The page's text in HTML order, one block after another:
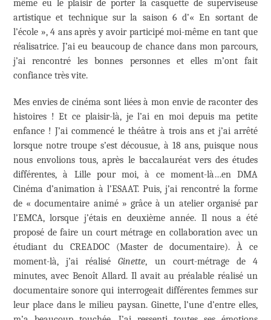
même eu le plaisir de porter la casquette de superviseuse
artistique et technique sur la saison 6 d’« En sortant de
l’école », 4 ans après y avoir participé moi-même en tant que
réalisatrice. J’ai eu beaucoup de chance dans mon parcours,
j’ai rencontré les bonnes personnes et elles m’ont fait
confiance très vite.
Mes envies de cinéma sont liées à mon envie de raconter des
histoires ! Et ce plaisir-là, je l’ai en moi depuis ma petite
enfance ! J’ai commencé le théâtre à trois ans et j’ai arrêté
lorsque notre troupe s’est décousue, à 18 ans, puisque nous
nous envolions tous, après le baccalauréat vers des études
différentes, à Lille pour moi, à ce moment-là…en DMA
Cinéma d’animation à l’ESAAT. Puis, j’ai rencontré la forme
de « documentaire animé » grâce à un atelier organisé par
l’EMCA, lorsque j’étais en deuxième année. Il nous a été
proposé de faire un court métrage en collaboration avec un
étudiant du CREADOC (Master de documentaire). À ce
moment-là, j’ai réaliséGinette, un court-métrage de 4
minutes, avec Benoît Allard. Il avait au préalable réalisé un
documentaire sonore qui interrogeait différentes femmes sur
leur place dans le milieu paysan. Ginette, l’une d’entre elles,